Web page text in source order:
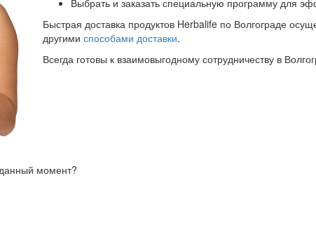
Быстрая доставка продуктов Herbalife по Волгограде
другими способами доставки.
Всегда готовы к взаимовыгодному сотрудничеству в
момент?